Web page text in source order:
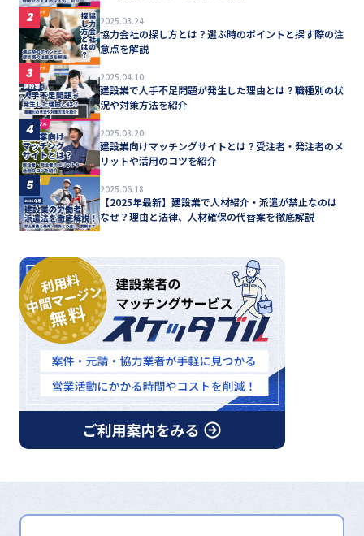
2 2025.03.24
協力会社の探し方とは？選ぶ時のポイントと探す際の注
意点を解説
3 2025.04.10
建設業で人手不足問題が発生した理由とは？職種別の状
況や対策方法を紹介
4 2025.08.20
建設業向けマッチングサイトとは？受注者・発注者のメ
リットや活用のコツを紹介
5 2025.06.18
【2025年最新】建設業で人材紹介・派遣が禁止なのは
なぜ？理由と法律、人材確保の代替案を徹底解説